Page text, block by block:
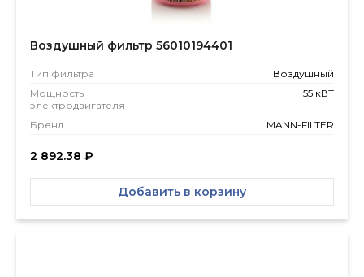
Воздушный фильтр 56010194401
Тип фильтра
Воздушный
Мощность
электродвигателя
55 кВТ
Бренд MANN-FILTER
2 892.38 ₽
Добавить в корзину